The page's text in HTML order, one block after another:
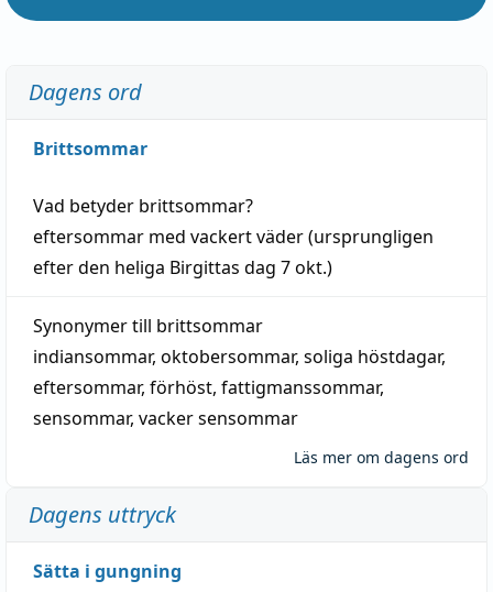
Dagens ord
Brittsommar
Vad betyder brittsommar?
eftersommar med vackertväder(ursprungligen
efter den heliga Birgittas dag 7 okt.)
Synonymer till brittsommar
indiansommar, oktobersommar, soliga höstdagar,
eftersommar, förhöst, fattigmanssommar,
sensommar, vacker sensommar
Läs mer om dagens ord
Dagens uttryck
Sätta i gungning